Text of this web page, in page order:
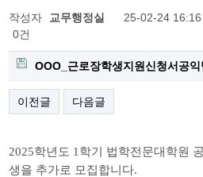
작성자 교무행정실 25-02-24 16:16
0건
OOO_근로장학생지원신청서공
이전글 다음글
2025학년도 1 학기 법학전문대학원
생을 추가로 모집합니다.